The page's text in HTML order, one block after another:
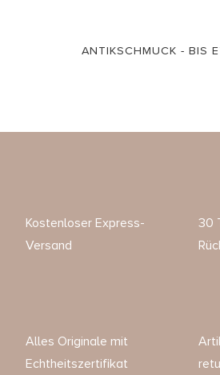
ANTIKSCHMUCK - BIS
Kostenloser Express-
Versand
30
Alles Originale mit
Echtheitszertifikat